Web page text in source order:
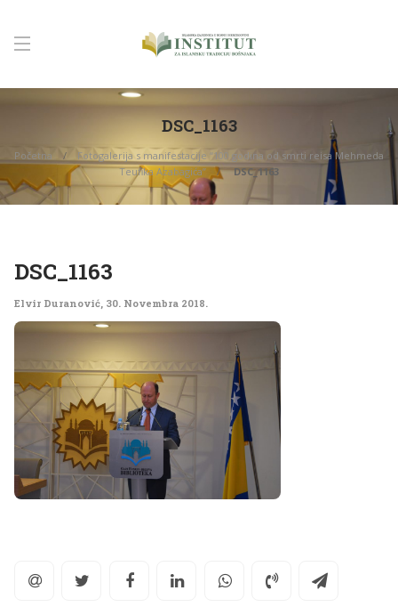
DSC_1163
Početna
Fotogalerija s manifestacije “100 godina od smrti reisa Mehmeda
Teufika Azabagića”
DSC_1163
DSC_1163
Elvir Duranović, 30. Novembra 2018.